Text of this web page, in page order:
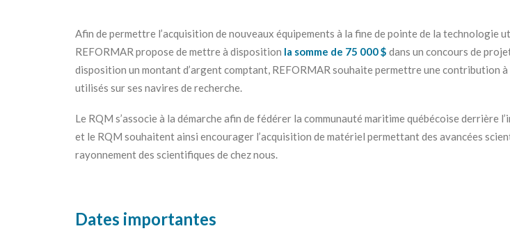
Afin de permettre l’acquisition de nouveaux équipements à la fine de pointe de la
REFORMAR propose de mettre à disposition la somme de 75 000 $ dans un concours de
disposition un montant d’argent comptant, REFORMAR souhaite permettre une contribution
utilisés sur ses navires de recherche.
Le RQM s’associe à la démarche afin de fédérer la communauté maritime québécoise derrière
et le RQM souhaitent ainsi encourager l’acquisition de matériel permettant des avancées
rayonnement des scientifiques de chez nous.
Dates importantes